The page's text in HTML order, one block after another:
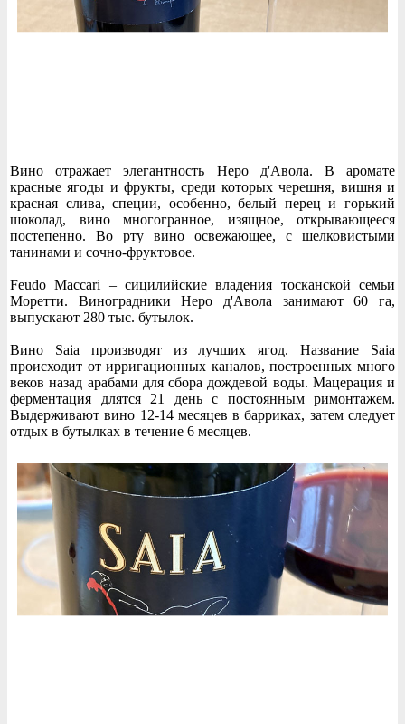
Вино отражает элегантность Неро д'Авола. В аромате
красные ягоды и фрукты, среди которых черешня, вишня и
красная слива, специи, особенно, белый перец и горький
шоколад, вино многогранное, изящное, открывающееся
постепенно. Во рту вино освежающее, с шелковистыми
танинами и сочно-фруктовое.
Feudo Maccari – сицилийские владения тосканской семьи
Моретти. Виноградники Неро д'Авола занимают 60 га,
выпускают 280 тыс. бутылок.
Вино Saia производят из лучших ягод. Название Saia
происходит от ирригационных каналов, построенных много
веков назад арабами для сбора дождевой воды. Мацерация и
ферментация длятся 21 день с постоянным римонтажем.
Выдерживают вино 12-14 месяцев в барриках, затем следует
отдых в бутылках в течение 6 месяцев.